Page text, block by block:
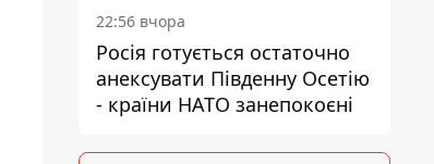
22:56 вчора
Росія готується остаточно
анексувати Південну Осетію
- країни НАТО занепокоєні